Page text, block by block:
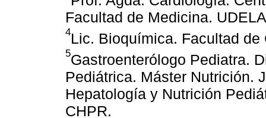
Facultad de Medicina.
4Lic. Bioquímica. Facultad
5Gastroenterólogo Pediatra.
Pediátrica. Máster Nutrición.
Hepatología y Nutrición
CHPR.